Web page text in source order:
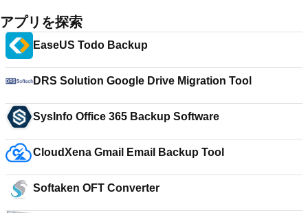
アプリを探索
EaseUS Todo Backup
DRS Solution Google Drive Migration Tool
SysInfo Office 365 Backup Software
CloudXena Gmail Email Backup Tool
Softaken OFT Converter